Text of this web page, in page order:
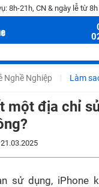
8h-21h, CN & ngày lễ từ
Nghề Nghiệp Làm
một địa chỉ
21.03.2025
sử dụng, iPhone